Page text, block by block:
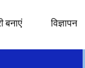
बनाएं विज्ञापन